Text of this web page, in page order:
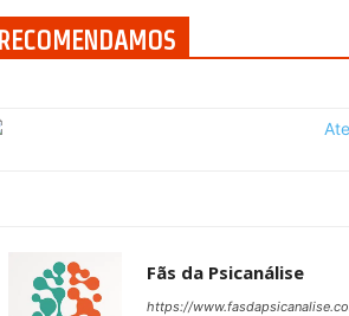
RECOMENDAMOS
Fãs da Psicanálise
https://